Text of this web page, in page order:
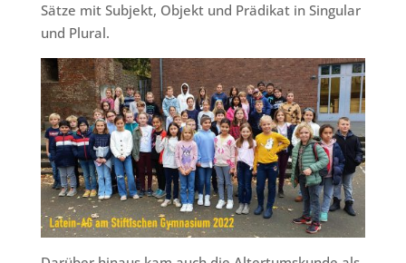
Sätze mit Subjekt, Objekt und Prädikat in Singular
und Plural.